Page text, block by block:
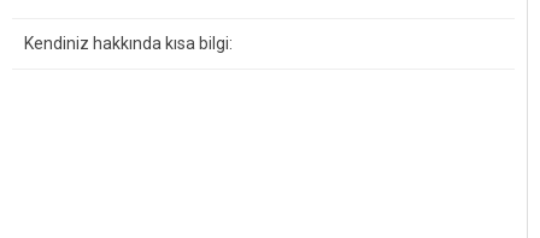
Kendiniz hakkında kısa bilgi: